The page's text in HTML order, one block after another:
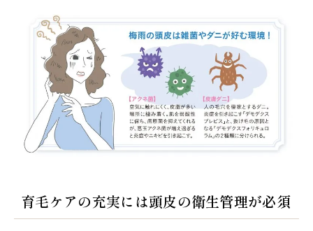
育毛ケアの充実には頭皮の衛生管理が必須